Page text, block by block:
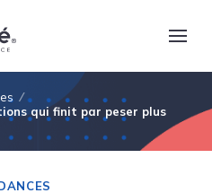
qui finit par peser plus